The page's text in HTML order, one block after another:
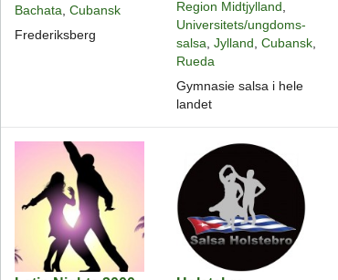
Bachata, Cubansk
Frederiksberg
Region Midtjylland,
Universitets/ungdoms-
salsa,Jylland,Cubansk,
Rueda
Gymnasie salsa i hele
landet